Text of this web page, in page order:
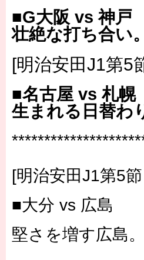
■G大阪 vs 神戸
壮絶な打ち合い
[明治安田J1第5
■名古屋 vs 札幌
生まれる日替わ
[明治安田J1第5
■大分 vs 広島
堅さを増す広島